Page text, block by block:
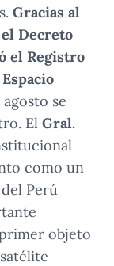
Gracias al
Decreto
el Registro
agosto se
El Gral.
como un
Perú
objeto